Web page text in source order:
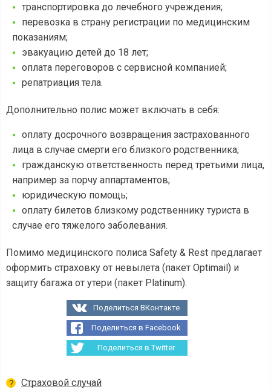
транспортировка до лечебного учреждения;
перевозка в страну регистрации по медицинским
показаниям;
эвакуацию детей до 18 лет;
оплата переговоров с сервисной компанией;
репатриация тела.
Дополнительно полис может включать в себя:
оплату досрочного возвращения застрахованного
лица в случае смерти его близкого родственника;
гражданскую ответственность перед третьими лица,
например за порчу аппартаментов;
юридическую помощь;
оплату билетов близкому родственнику туриста в
случае его тяжелого заболевания.
Помимо медицинского полиса Safety & Rest предлагает
оформить страховку от невылета (пакет Optimail) и
защиту багажа от утери (пакет Platinum).
Поделиться ВКонтакте
Поделиться в Facebook
Поделиться в Twitter
Страховой случай